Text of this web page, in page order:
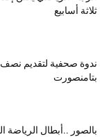
ثلاثة أسابيع
ندوة صحفية لتقديم
بتامنصورت
بالصور ..أبطال